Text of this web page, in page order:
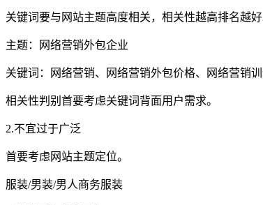
关键词要与网站主题高度相关，相关性越高排名越好
主题：网络营销外包企业
关键词：网络营销、网络营销外包价格、网络营销
相关性判别首要考虑关键词背面用户需求。
2.不宜过于广泛
首要考虑网站主题定位。
服装/男装/男人商务服装